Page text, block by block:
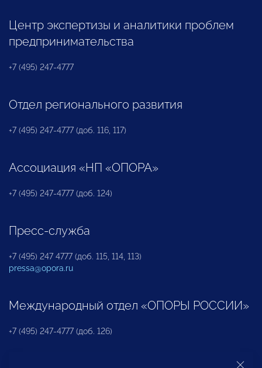
Центр экспертизы и аналитики проблем
предпринимательства
+7 (495) 247-4777
Отдел регионального развития
+7 (495) 247-4777 (доб. 116, 117)
Ассоциация «НП «ОПОРА»
+7 (495) 247-4777 (доб. 124)
Пресс-служба
+7 (495) 247 4777 (доб. 115, 114, 113)
pressa@opora.ru
Международный отдел «ОПОРЫ РОССИИ»
+7 (495) 247-4777 (доб. 126)